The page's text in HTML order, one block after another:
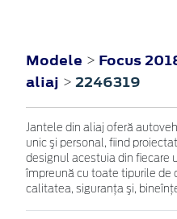
Modele > Focus
aliaj > 2246319
Jantele din aliaj oferă
unic şi personal, fiind
designul acestuia din fiecare
împreună cu toate tipurile de
calitatea, siguranţa şi,